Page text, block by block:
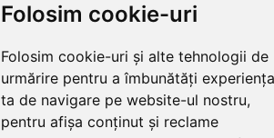
Folosim cookie-uri
Folosim cookie-uri și alte tehnologii de
urmărire pentru a îmbunătăți
ta de navigare pe website-ul nostru,
pentru afișa conținut și reclame